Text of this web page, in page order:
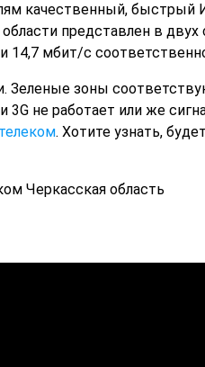
качественный,
представлен в двух
14,7 мбит/с
зоны
3G не работает или же
. Хотите узнать,